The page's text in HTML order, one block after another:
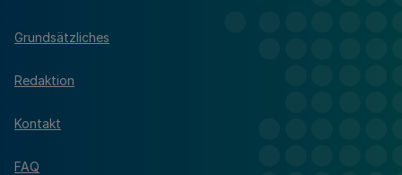
Grundsätzliches
Redaktion
Kontakt
FAQ